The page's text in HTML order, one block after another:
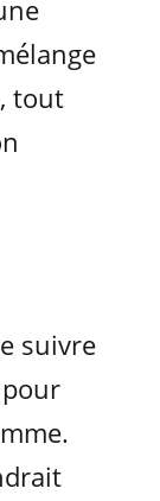
tout
suivre